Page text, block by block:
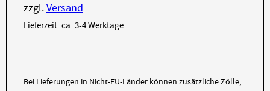
zzgl.Versand
Lieferzeit: ca. 3-4 Werktage
Bei Lieferungen in Nicht-EU-Länder können zusätzliche Zölle,